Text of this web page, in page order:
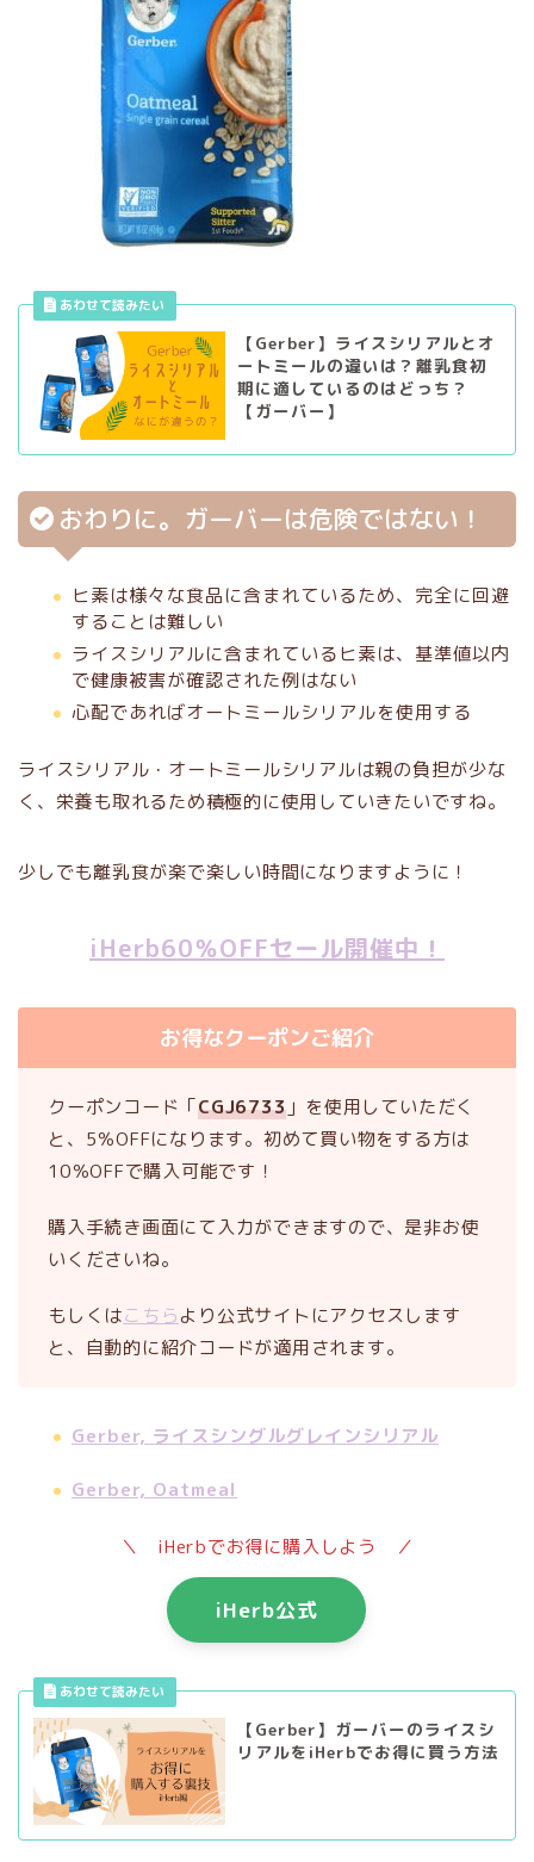
【Gerber】ライスシリアルとオ
ートミールの違いは？離乳食初
期に適しているのはどっち？
【ガーバー】
おわりに。ガーバーは危険ではない！
ヒ素は様々な食品に含まれているため、完全に回避
することは難しい
ライスシリアルに含まれているヒ素は、基準値以内
で健康被害が確認された例はない
心配であればオートミールシリアルを使用する
ライスシリアル・オートミールシリアルは親の負担が少な
く、栄養も取れるため積極的に使用していきたいですね。
少しでも離乳食が楽で楽しい時間になりますように！
iHerb60％OFFセール開催中！
お得なクーポンご紹介
クーポンコード「CGJ6733 」を使用していただく
と、5％OFFになります。初めて買い物をする方は
10％OFFで購入可能です！
購入手続き画面にて入力ができますので、是非お使
いくださいね。
もしくはこちらより公式サイトにアクセスします
と、自動的に紹介コードが適用されます。
Gerber, ライスシングルグレインシリアル
Gerber, Oatmeal
＼ iHerbでお得に購入しよう ／
iHerb公式
【Gerber】ガーバーのライスシ
リアルをiHerbでお得に買う方法